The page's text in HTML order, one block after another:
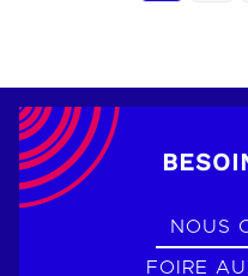
NOUS
FOIRE